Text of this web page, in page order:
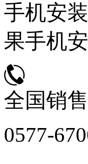
手机安
果手机
全国销售
0577-